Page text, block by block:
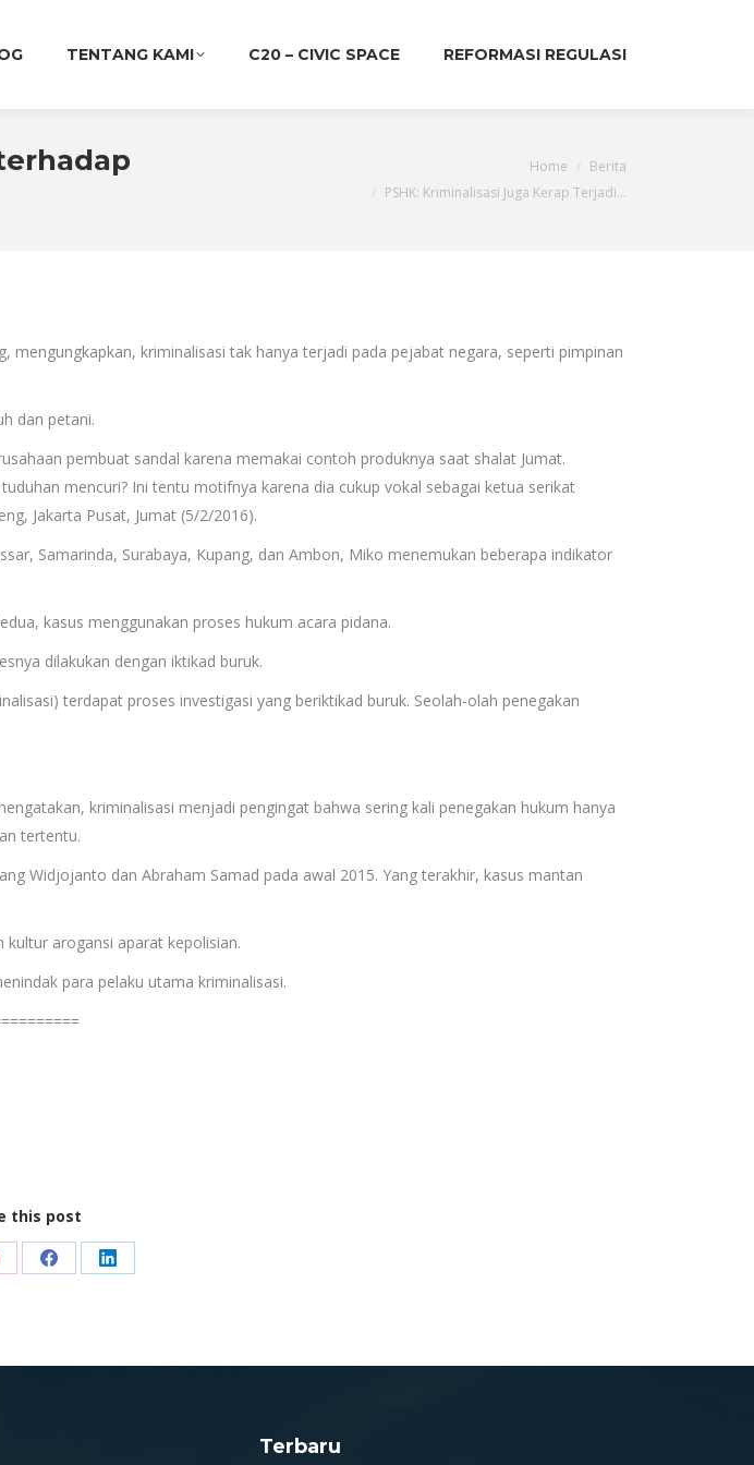
TENTANG KAMI C20 – CIVIC SPACE REFORMASI REGULASI
Home
Berita
PSHK: Kriminalisasi Juga Kerap Terjadi…
kriminalisasi tak hanya terjadi pada pejabat negara, seperti pimpinan
dan petani.
pembuat sandal karena memakai contoh produknya saat shalat Jumat.
mencuri? Ini tentu motifnya karena dia cukup vokal sebagai ketua serikat
Jakarta Pusat, Jumat (5/2/2016).
Samarinda, Surabaya, Kupang, dan Ambon, Miko menemukan beberapa indikator
kasus menggunakan proses hukum acara pidana.
dilakukan dengan iktikad buruk.
terdapat proses investigasi yang beriktikad buruk. Seolah-olah penegakan
kriminalisasi menjadi pengingat bahwa sering kali penegakan hukum hanya
tertentu.
Widjojanto dan Abraham Samad pada awal 2015. Yang terakhir, kasus mantan
arogansi aparat kepolisian.
para pelaku utama kriminalisasi.
this post
Share Share
Terbaru